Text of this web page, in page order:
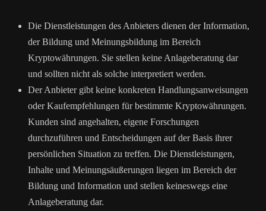
Die Dienstleistungen des Anbieters dienen der Information,
der Bildung und Meinungsbildung im Bereich
Kryptowährungen. Sie stellen keine Anlageberatung dar
und sollten nicht als solche interpretiert werden.
Der Anbieter gibt keine konkreten Handlungsanweisungen
oder Kaufempfehlungen für bestimmte Kryptowährungen.
Kunden sind angehalten, eigene Forschungen
durchzuführen und Entscheidungen auf der Basis ihrer
persönlichen Situation zu treffen. Die Dienstleistungen,
Inhalte und Meinungsäußerungen liegen im Bereich der
Bildung und Information und stellen keineswegs eine
Anlageberatung dar.